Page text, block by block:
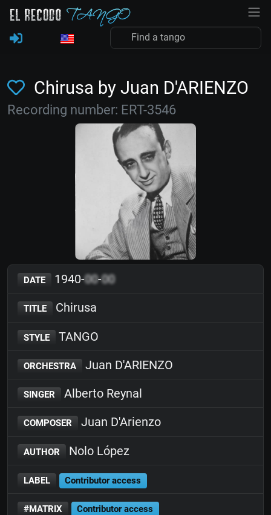
Chirusa by Juan D'ARIENZO
Recording number: ERT-3546
DATE 1940-00-00
TITLE Chirusa
STYLE TANGO
ORCHESTRA Juan D'ARIENZO
SINGER Alberto Reynal
COMPOSER Juan D'Arienzo
AUTHOR Nolo López
LABEL Contributor access
#MATRIX Contributor access